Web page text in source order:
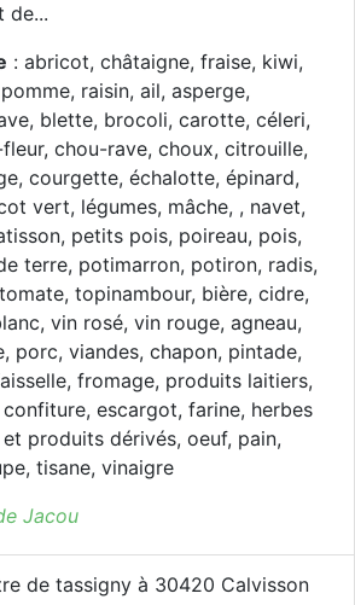
de...
: abricot, châtaigne, fraise, kiwi,
raisin, ail, asperge,
blette, brocoli, carotte, céleri,
chou-rave, choux, citrouille,
courgette, échalotte, épinard,
vert, légumes, mâche, , navet,
petits pois, poireau, pois,
terre, potimarron, potiron, radis,
topinambour, bière, cidre,
vin rosé, vin rouge, agneau,
porc, viandes, chapon, pintade,
fromage, produits laitiers,
escargot, farine, herbes
produits dérivés, oeuf, pain,
tisane, vinaigre
Jacou
de tassigny à 30420 Calvisson